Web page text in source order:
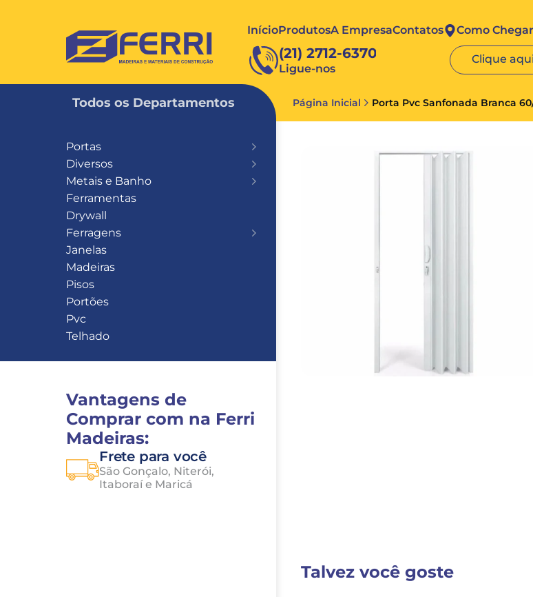
FERRI InícioProdutosA EmpresaContatos Como Chegar
(21) 2712-6370
Ligue-nos
Clique
Todos os Departamentos Página Inicial Porta Pvc Sanfonada Branca
Portas
Diversos
Metais e Banho
Ferramentas
Drywall
Ferragens
Janelas
Madeiras
Pisos
Portões
Pvc
Telhado
Vantagens de
Comprar com na Ferri
Madeiras:
Frete para você
São Gonçalo, Niterói,
Itaboraí e Maricá
Talvez você goste